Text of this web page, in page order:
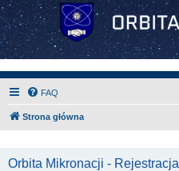
FAQ
Strona główna
Orbita Mikronacji - Rejestracja